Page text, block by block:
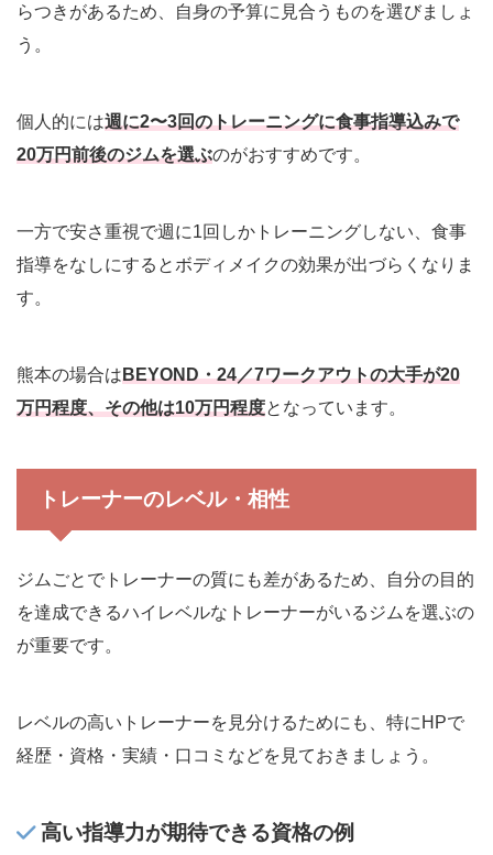
らつきがあるため、自身の予算に見合うものを選びましょ
う。
個人的には週に2〜3回のトレーニングに食事指導込みで
20万円前後のジムを選ぶのがおすすめです。
一方で安さ重視で週に1回しかトレーニングしない、食事
指導をなしにするとボディメイクの効果が出づらくなりま
す。
熊本の場合はBEYOND・24／7ワークアウトの大手が20
万円程度、その他は10万円程度となっています。
トレーナーのレベル・相性
ジムごとでトレーナーの質にも差があるため、自分の目的
を達成できるハイレベルなトレーナーがいるジムを選ぶの
が重要です。
レベルの高いトレーナーを見分けるためにも、特にHPで
経歴・資格・実績・口コミなどを見ておきましょう。
高い指導力が期待できる資格の例